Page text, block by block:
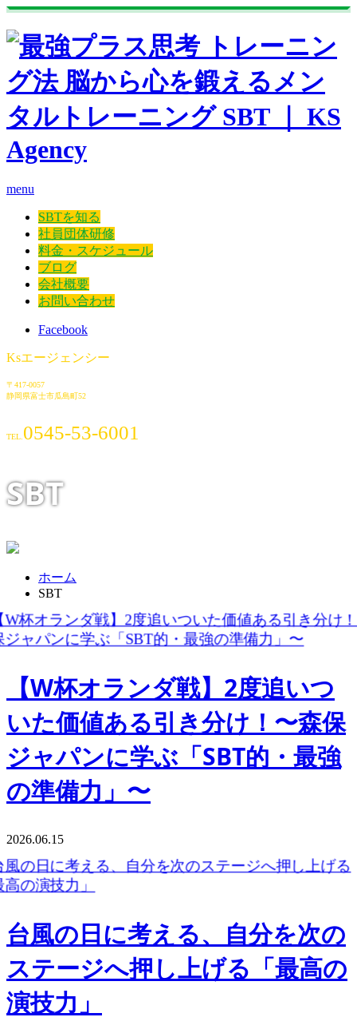
menu
SBTを知る
社員団体研修
料金・スケジュール
ブログ
会社概要
お問い合わせ
Facebook
Ksエージェンシー
〒417-0057
静岡県富士市瓜島町52
TEL. 0545-53-6001
SBT
ホーム
SBT
【W杯オランダ戦】2度追いつ
いた価値ある引き分け！〜森保
ジャパンに学ぶ「SBT的・最強
の準備力」〜
2026.06.15
台風の日に考える、自分を次の
ステージへ押し上げる「最高の
演技力」